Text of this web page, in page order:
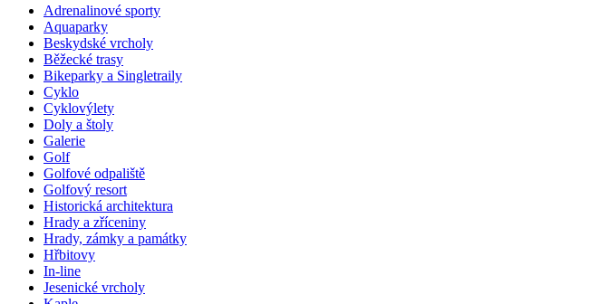
Adrenalinové sporty
Aquaparky
Beskydské vrcholy
Běžecké trasy
Bikeparky a Singletraily
Cyklo
Cyklovýlety
Doly a štoly
Galerie
Golf
Golfové odpaliště
Golfový resort
Historická architektura
Hrady a zříceniny
Hrady, zámky a památky
Hřbitovy
In-line
Jesenické vrcholy